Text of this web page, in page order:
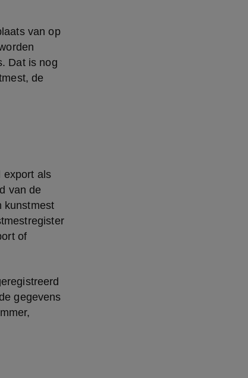
van op
Dat is nog
de
export als
van de
kunstmest
of
gegevens